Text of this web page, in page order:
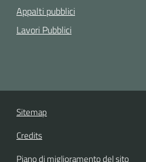
Appalti pubblici
Lavori Pubblici
Sitemap
Credits
Piano di miglioramento del sito